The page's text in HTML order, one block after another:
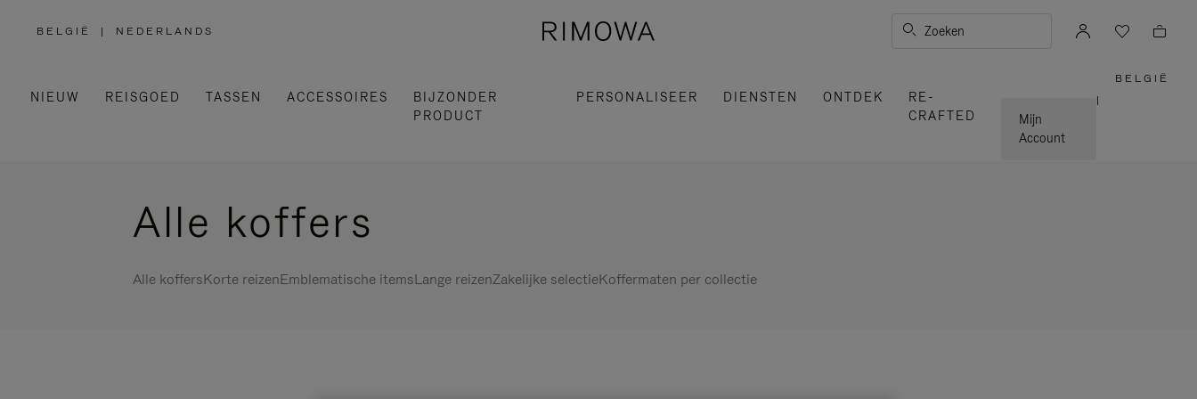
BELGIË
,
| NEDERLANDS Zoeken
NIEUW REISGOED TASSEN ACCESSOIRES
BIJZONDER
PRODUCT
PERSONALISEER DIENSTEN ONTDEK
RE-
CRAFTED
Mijn
Account
BELGIË
|
Alle koffers
Alle koffersKorte reizenEmblematische itemsLange reizenZakelijke selectieKoffermaten per collectie